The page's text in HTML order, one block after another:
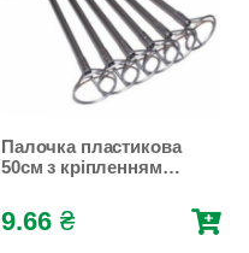
Палочка пластикова
50см з кріпленням
кульки, 50шт/уп
Срібний Pelican
9.66 ₴